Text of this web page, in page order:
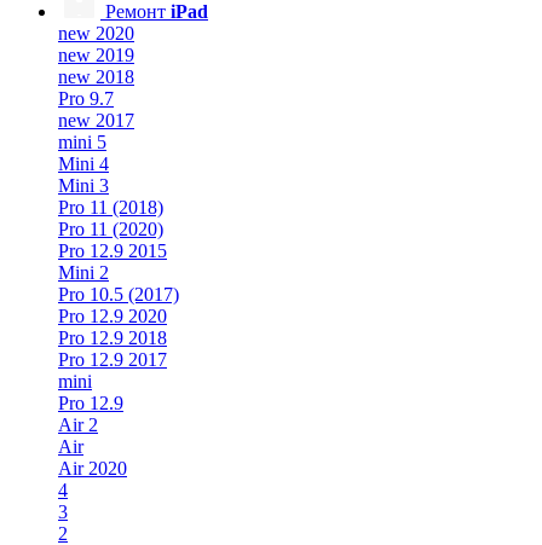
Ремонт iPad
new 2020
new 2019
new 2018
Pro 9.7
new 2017
mini 5
Mini 4
Mini 3
Pro 11 (2018)
Pro 11 (2020)
Pro 12.9 2015
Mini 2
Pro 10.5 (2017)
Pro 12.9 2020
Pro 12.9 2018
Pro 12.9 2017
mini
Pro 12.9
Air 2
Air
Air 2020
4
3
2